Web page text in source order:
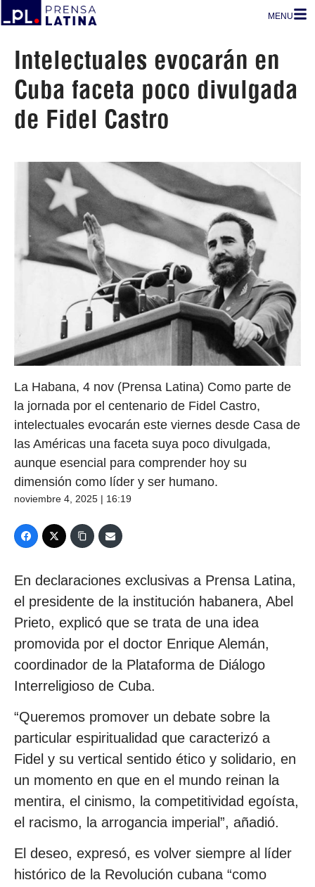
MENU
Intelectuales evocarán en
Cuba faceta poco divulgada
de Fidel Castro
La Habana, 4 nov (Prensa Latina) Como parte de
la jornada por el centenario de Fidel Castro,
intelectuales evocarán este viernes desde Casa de
las Américas una faceta suya poco divulgada,
aunque esencial para comprender hoy su
dimensión como líder y ser humano.
noviembre 4, 2025 | 16:19
En declaraciones exclusivas a Prensa Latina,
el presidente de la institución habanera, Abel
Prieto, explicó que se trata de una idea
promovida por el doctor Enrique Alemán,
coordinador de la Plataforma de Diálogo
Interreligioso de Cuba.
“Queremos promover un debate sobre la
particular espiritualidad que caracterizó a
Fidel y su vertical sentido ético y solidario, en
un momento en que en el mundo reinan la
mentira, el cinismo, la competitividad egoísta,
el racismo, la arrogancia imperial”, añadió.
El deseo, expresó, es volver siempre al líder
histórico de la Revolución cubana “como